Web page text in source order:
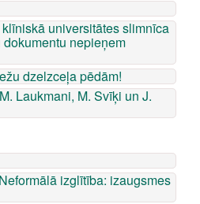
universitātes slimnīca
nepieņem
dzelzceļa pēdām!
Laukmani, M. Svīķi un J.
izglītība: izaugsmes